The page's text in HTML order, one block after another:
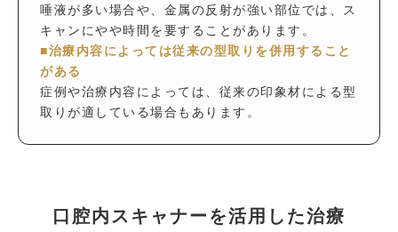
唾液が多い場合や、金属の反射が強い部位では、ス
キャンにやや時間を要することがあります。
■治療内容によっては従来の型取りを併用すること
がある
症例や治療内容によっては、従来の印象材による型
取りが適している場合もあります。
口腔内スキャナーを活用した治療